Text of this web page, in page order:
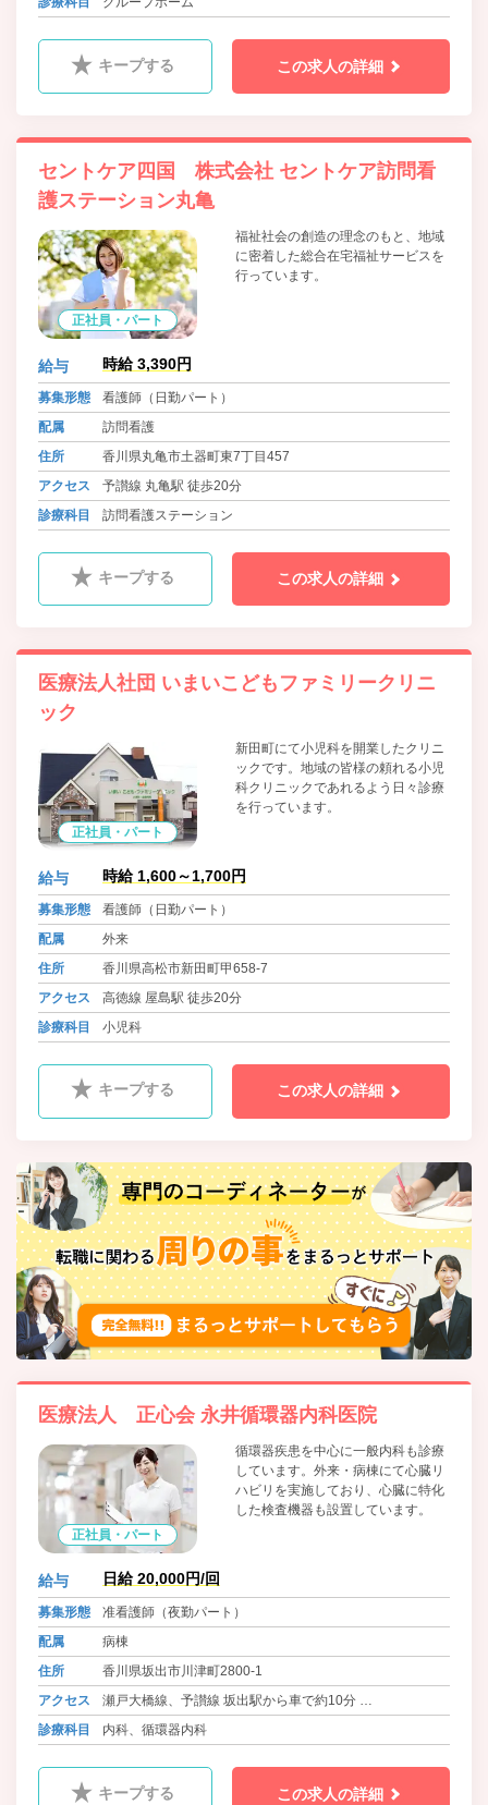
キープする この求人の詳細
セントケア四国 株式会社 セントケア訪問看
護ステーション丸亀
正社員・パート
福祉社会の創造の理念のもと、地域
に密着した総合在宅福祉サービスを
行っています。
給与 時給 3,390円
募集形態
看護師（日勤パート）
配属
訪問看護
住所
香川県丸亀市土器町東7丁目457
アクセス
予讃線 丸亀駅 徒歩20分
診療科目
訪問看護ステーション
キープする この求人の詳細
医療法人社団 いまいこどもファミリークリニ
ック
正社員・パート
新田町にて小児科を開業したクリニ
ックです。地域の皆様の頼れる小児
科クリニックであれるよう日々診療
を行っています。
給与 時給 1,600～1,700円
募集形態
看護師（日勤パート）
配属
外来
住所
香川県高松市新田町甲658-7
アクセス
高徳線 屋島駅 徒歩20分
診療科目
小児科
キープする この求人の詳細
医療法人 正心会 永井循環器内科医院
正社員・パート
循環器疾患を中心に一般内科も診療
しています。外来・病棟にて心臓リ
ハビリを実施しており、心臓に特化
した検査機器も設置しています。
給与 日給 20,000円/回
募集形態
准看護師（夜勤パート）
配属
病棟
住所
香川県坂出市川津町2800-1
アクセス
瀬戸大橋線、予讃線 坂出駅から車で約10分
バス 琴参バス 永井整形外科前バス停 徒歩1分
診療科目 内科、循環器内科
キープする この求人の詳細